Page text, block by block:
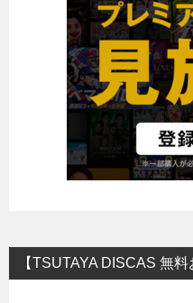
【TSUTAYA DISCAS 無